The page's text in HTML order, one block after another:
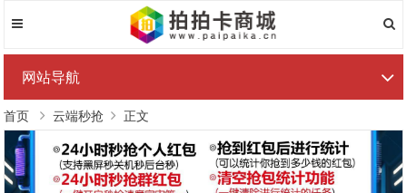
网站导航
首页 云端秒抢 正文